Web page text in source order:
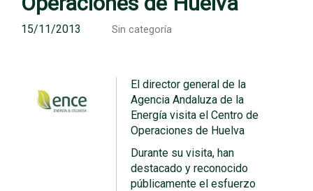
15/11/2013 Sin categoría
El director general de la
Agencia Andaluza de la
Energía visita el Centro de
Operaciones de Huelva
Durante su visita, han
destacado y reconocido
públicamente el esfuerzo